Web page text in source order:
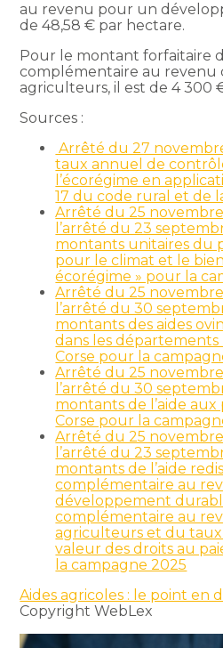
au revenu pour un
de 48,58 € par hectare.
Pour le montant forfaitaire
complémentaire au revenu
agriculteurs, il est de 4 300
Sources :
Arrêté du 27
taux annuel de
l’écorégime en
17 du code rural et de
Arrêté du 25
l’arrêté du 23
montants unitaires du
pour le climat et le
écorégime » pour la
Arrêté du 25
l’arrêté du 30
montants des aides
dans les
Corse pour la
Arrêté du 25
l’arrêté du 30
montants de l’aide
Corse pour la
Arrêté du 25
l’arrêté du 23
montants de l’aide
complémentaire au
développement
complémentaire au
agriculteurs et du
valeur des droits au
la campagne 2025
Aides agricoles : le point en
Copyright WebLex